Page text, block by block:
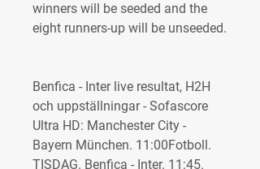
winners will be seeded and the
eight runners-up will be unseeded.
Benfica - Inter live resultat, H2H
och uppställningar - Sofascore
Ultra HD: Manchester City -
Bayern München. 11:00Fotboll.
TISDAG. Benfica - Inter. 11:45.